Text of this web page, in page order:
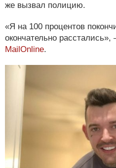
же вызвал полицию.
«Я на 100 процентов
окончательно
MailOnline.